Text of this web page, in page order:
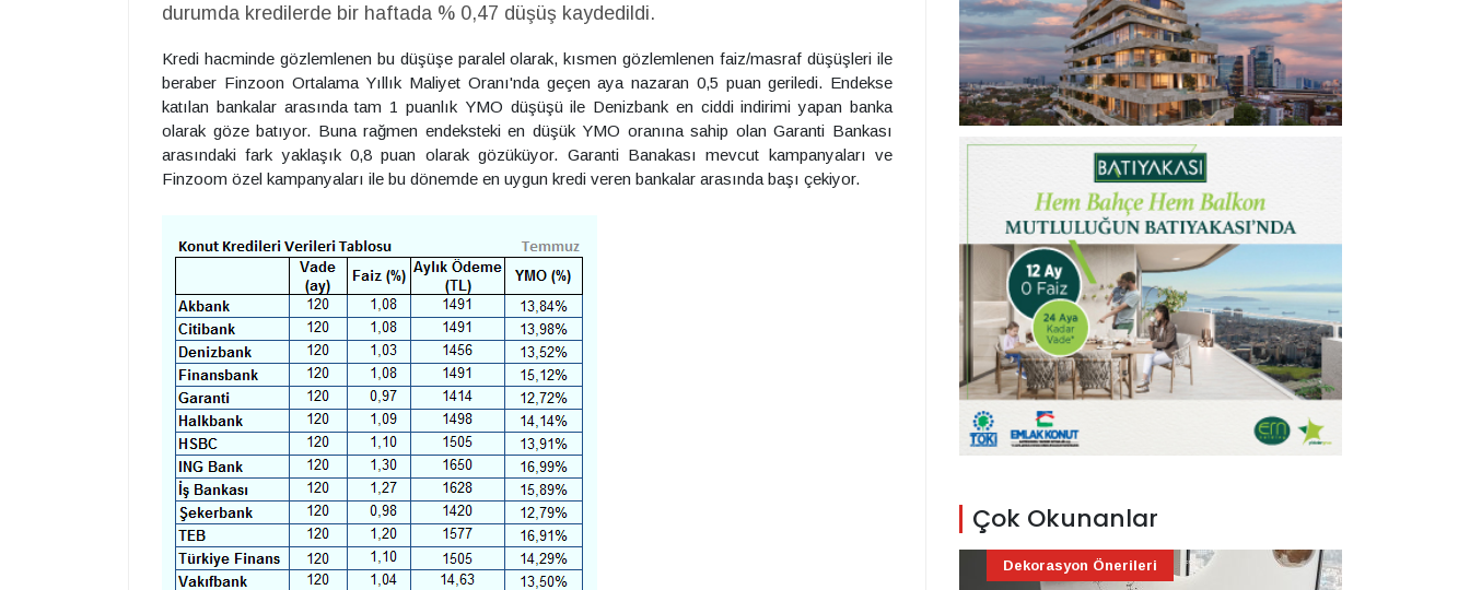
durumda kredilerde bir haftada % 0,47 düşüş kaydedildi.
Kredi hacminde gözlemlenen bu düşüşe paralel olarak, kısmen gözlemlenen faiz/masraf düşüşleri ile
beraber Finzoon Ortalama Yıllık Maliyet Oranı'nda geçen aya nazaran 0,5 puan geriledi. Endekse
katılan bankalar arasında tam 1 puanlık YMO düşüşü ile Denizbank en ciddi indirimi yapan banka
olarak göze batıyor. Buna rağmen endeksteki en düşük YMO oranına sahip olan Garanti Bankası
arasındaki fark yaklaşık 0,8 puan olarak gözüküyor. Garanti Banakası mevcut kampanyaları ve
Finzoom özel kampanyaları ile bu dönemde en uygun kredi veren bankalar arasında başı çekiyor.
Çok Okunanlar
Dekorasyon Önerileri